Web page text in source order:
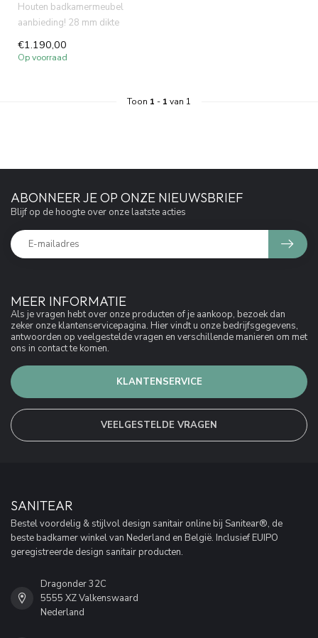
Houten badkamermeubel
aanbieding! 28 mm dikte
lichaam eiken kleur, 2 x
softclose...
€1.190,00
Op voorraad
Toon 1 - 1 van 1
MEER INFORMATIE
Als je vragen hebt over onze producten of je aankoop, bezoek dan
zeker onze klantenservicepagina. Hier vindt u onze bedrijfsgegevens,
antwoorden op veelgestelde vragen en verschillende manieren om met
ons in contact te komen.
KLANTENSERVICE
VEELGESTELDE VRAGEN
ABONNEER JE OP ONZE NIEUWSBRIEF
Blijf op de hoogte over onze laatste acties
SANITEAR
Bestel voordelig & stijlvol design sanitair online bij Sanitear®, de
beste badkamer winkel van Nederland en België. Inclusief EUIPO
geregistreerde design sanitair producten.
Dragonder 32C
5555 XZ Valkenswaard
Nederland